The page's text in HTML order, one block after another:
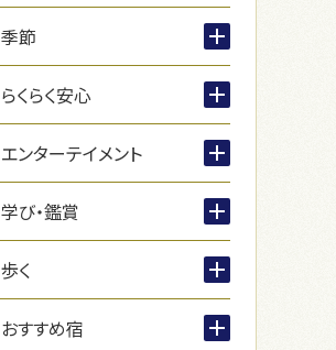
季節
らくらく安心
エンターテイメント
学び・鑑賞
歩く
おすすめ宿